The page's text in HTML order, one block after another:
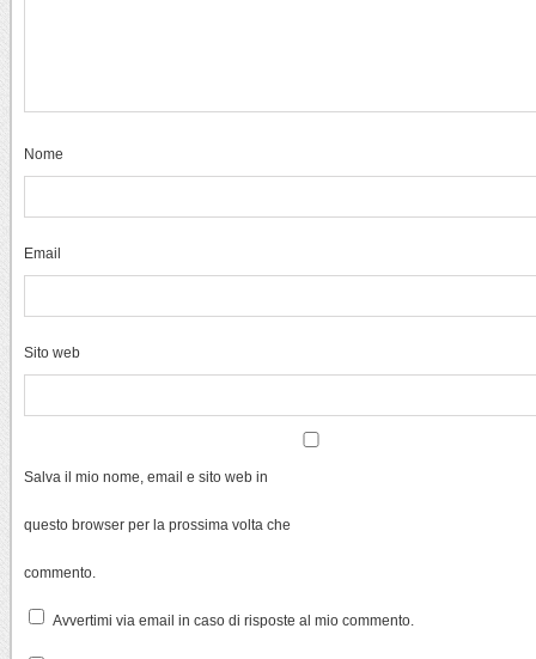
Nome
Email
Sito web
Salva il mio nome, email e sito web in
questo browser per la prossima volta che
commento.
Avvertimi via email in caso di risposte al mio commento.